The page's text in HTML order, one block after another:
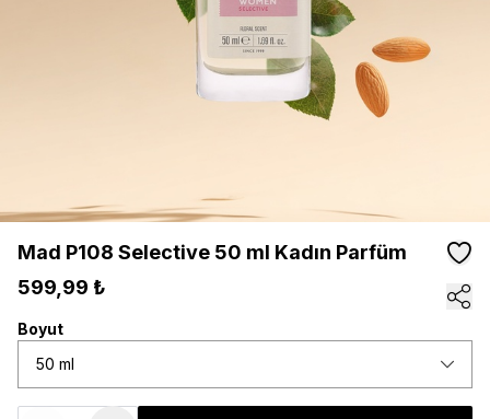
Mad P108 Selective 50 ml Kadın Parfüm
599,99 ₺
Boyut
50 ml